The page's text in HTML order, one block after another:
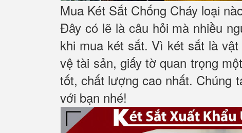
Mua Két Sắt Chống Cháy loại
Đây có lẽ là câu hỏi mà nhiều
khi mua két sắt. Vì két sắt là
vệ tài sản, giấy tờ quan trọng
tốt, chất lượng cao nhất. Chúng
với bạn nhé!